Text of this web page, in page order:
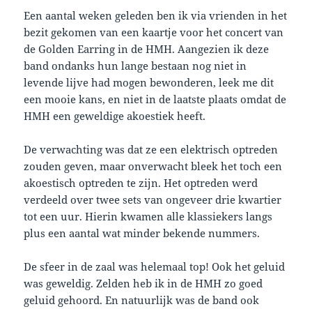
Een aantal weken geleden ben ik via vrienden in het
bezit gekomen van een kaartje voor het concert van
de Golden Earring in de HMH. Aangezien ik deze
band ondanks hun lange bestaan nog niet in
levende lijve had mogen bewonderen, leek me dit
een mooie kans, en niet in de laatste plaats omdat de
HMH een geweldige akoestiek heeft.
De verwachting was dat ze een elektrisch optreden
zouden geven, maar onverwacht bleek het toch een
akoestisch optreden te zijn. Het optreden werd
verdeeld over twee sets van ongeveer drie kwartier
tot een uur. Hierin kwamen alle klassiekers langs
plus een aantal wat minder bekende nummers.
De sfeer in de zaal was helemaal top! Ook het geluid
was geweldig. Zelden heb ik in de HMH zo goed
geluid gehoord. En natuurlijk was de band ook